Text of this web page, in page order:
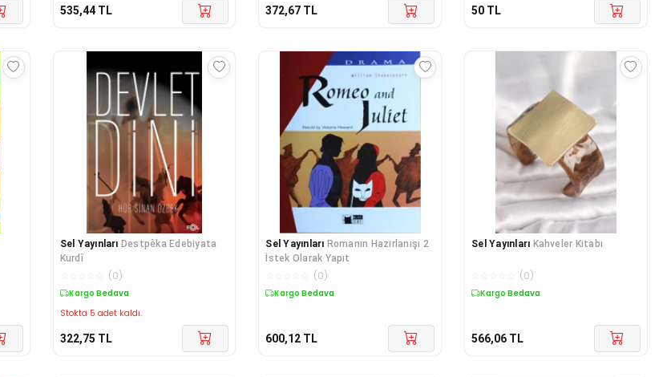
535,44 TL 372,67 TL 50 TL
Sel Yayınları Destpêka Edebiyata
Kurdî
(0)
Kargo Bedava
Stokta 5 adet kaldı.
322,75 TL
Sel Yayınları Romanın Hazırlanışı 2
İstek Olarak Yapıt
(0)
Kargo Bedava
600,12 TL
Sel Yayınları Kahveler Kitabı
(0)
Kargo Bedava
566,06 TL